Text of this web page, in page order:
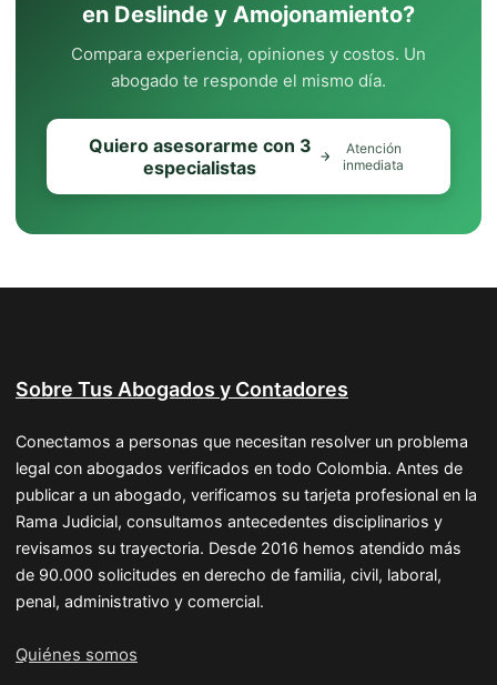
en Deslinde y Amojonamiento?
Compara experiencia, opiniones y costos. Un
abogado te responde el mismo día.
Quiero asesorarme con 3
especialistas
Atención
inmediata
Sobre Tus Abogados y Contadores
Conectamos a personas que necesitan resolver un problema
legal con abogados verificados en todo Colombia. Antes de
publicar a un abogado, verificamos su tarjeta profesional en la
Rama Judicial, consultamos antecedentes disciplinarios y
revisamos su trayectoria. Desde 2016 hemos atendido más
de 90.000 solicitudes en derecho de familia, civil, laboral,
penal, administrativo y comercial.
Quiénes somos